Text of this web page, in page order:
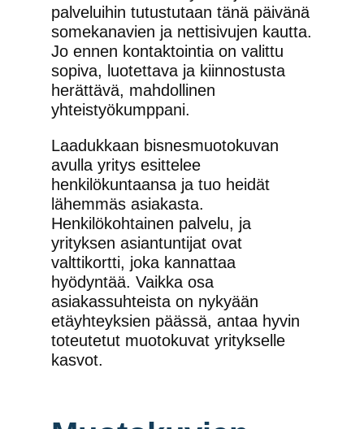
palveluihin tutustutaan tänä päivänä
somekanavien ja nettisivujen kautta.
Jo ennen kontaktointia on valittu
sopiva, luotettava ja kiinnostusta
herättävä, mahdollinen
yhteistyökumppani.
Laadukkaan bisnesmuotokuvan
avulla yritys esittelee
henkilökuntaansa ja tuo heidät
lähemmäs asiakasta.
Henkilökohtainen palvelu, ja
yrityksen asiantuntijat ovat
valttikortti, joka kannattaa
hyödyntää. Vaikka osa
asiakassuhteista on nykyään
etäyhteyksien päässä, antaa hyvin
toteutetut muotokuvat yritykselle
kasvot.